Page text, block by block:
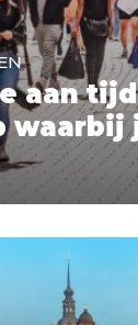
aan
waarbij